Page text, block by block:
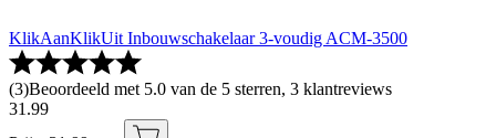
KlikAanKlikUit Inbouwschakelaar 3-voudig ACM-3500
(3)Beoordeeld met 5.0 van de 5 sterren, 3 klantreviews
31 .99